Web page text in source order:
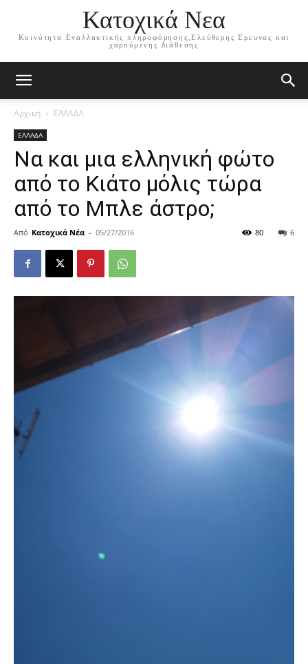
Κατοχικά Νεα
Κοινότητα Εναλλακτικής πληροφόρησης,Ελεύθερης Ερευνας και
χαρούμενης διάθεσης
Αρχική ΕΛΛΑΔΑ
ΕΛΛΑΔΑ
Να και μια ελληνική φώτο
από το Κιάτο μόλις τώρα
από το Μπλε άστρο;
Από Κατοχικά Νέα - 05/27/2016 6
80